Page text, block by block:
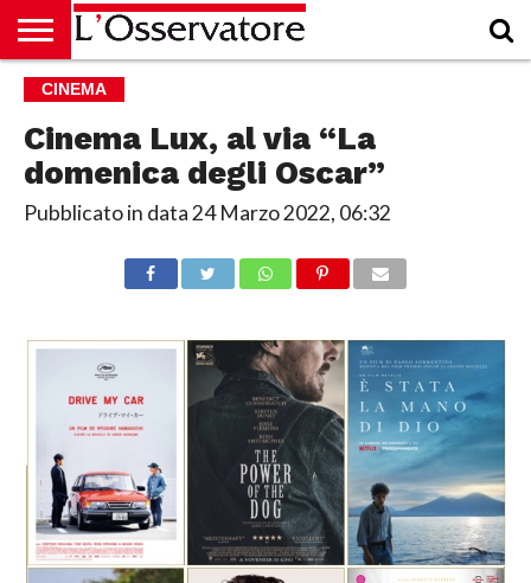
HOME
CULTURA
ECONOMIA
RUBRICHE
ARCHIVIO
PODCAST
ABBONAMENTO
CHI
ACCEDI
CINEMA
Cinema Lux, al via “La
domenica degli Oscar”
Pubblicato in data24 Marzo 2022, 06:32